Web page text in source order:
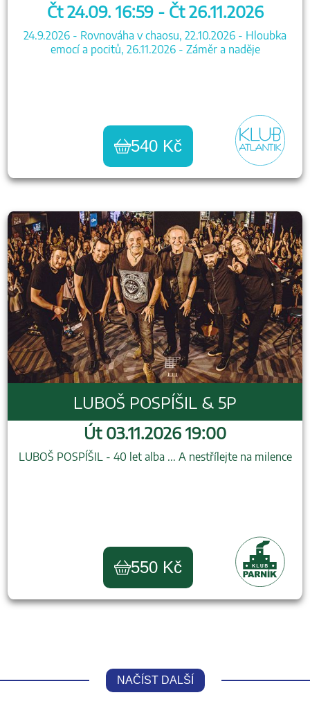
Čt 24.09. 16:59 - Čt 26.11.2026
24.9.2026 - Rovnováha v chaosu, 22.10.2026 - Hloubka
emocí a pocitů, 26.11.2026 - Záměr a naděje
540 Kč
LUBOŠ POSPÍŠIL & 5P
Út 03.11.2026 19:00
LUBOŠ POSPÍŠIL - 40 let alba ... A nestřílejte na milence
550 Kč
NAČÍST DALŠÍ